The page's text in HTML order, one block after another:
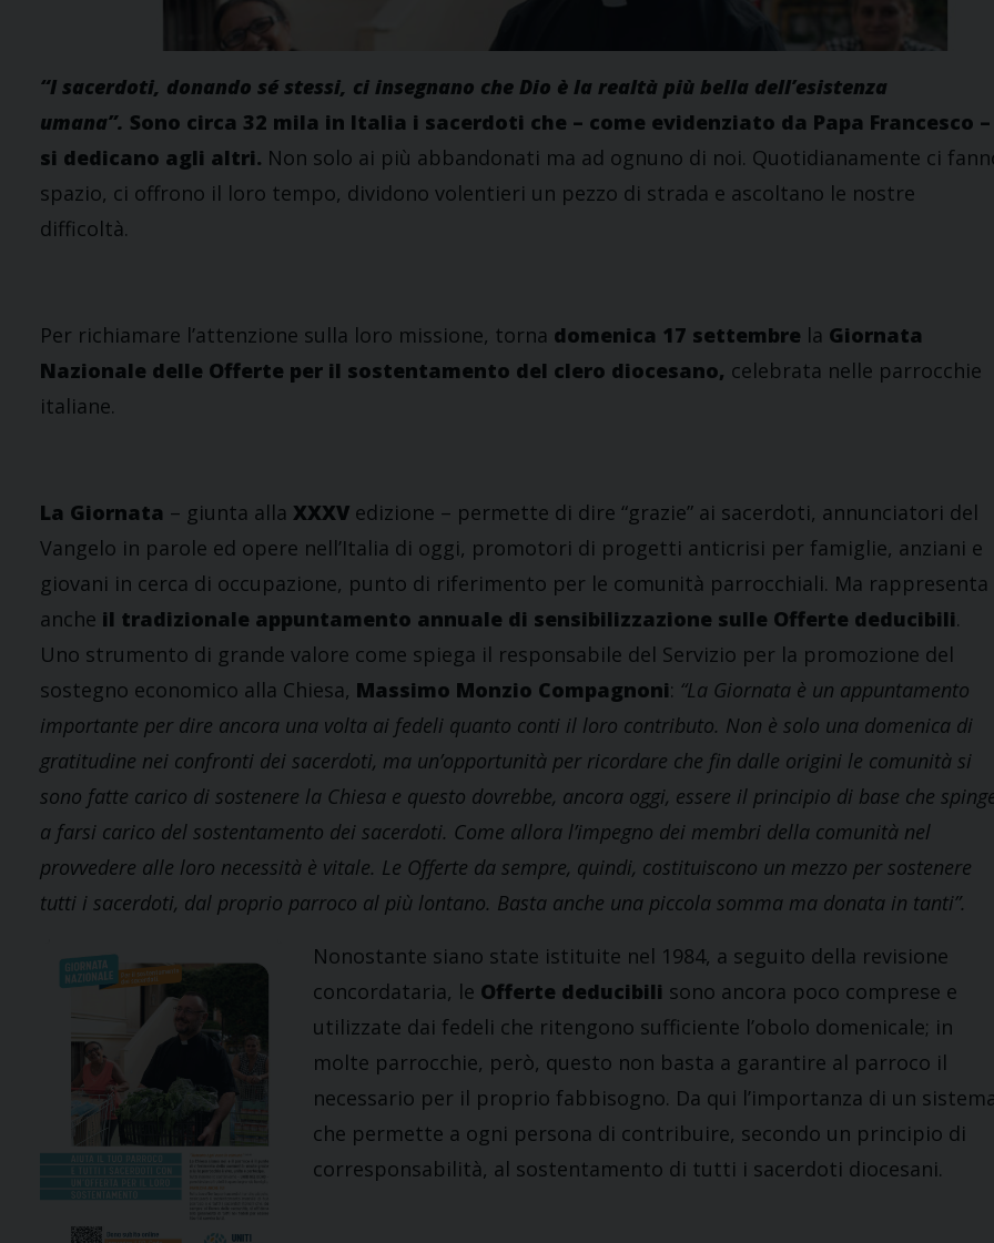
“I sacerdoti, donando sé stessi, ci insegnano che Dio è la realtà più bella dell’esistenza
umana”. Sono circa 32 mila in Italia i sacerdoti che – come evidenziato da Papa Francesco –
si dedicano agli altri. Non solo ai più abbandonati ma ad ognuno di noi. Quotidianamente ci
spazio, ci offrono il loro tempo, dividono volentieri un pezzo di strada e ascoltano le nostre
difficoltà.
Per richiamare l’attenzione sulla loro missione, torna domenica 17 settembre la Giornata
Nazionale delle Offerte per il sostentamento del clero diocesano, celebrata nelle parrocchie
italiane.
La Giornata – giunta alla XXXV edizione – permette di dire “grazie” ai sacerdoti, annunciatori del
Vangelo in parole ed opere nell’Italia di oggi, promotori di progetti anticrisi per famiglie, anziani e
giovani in cerca di occupazione, punto di riferimento per le comunità parrocchiali. Ma rappresenta
anche il tradizionale appuntamento annuale di sensibilizzazione sulle Offerte deducibili.
Uno strumento di grande valore come spiega il responsabile del Servizio per la promozione del
sostegno economico alla Chiesa, Massimo Monzio Compagnoni: “La Giornata è un appuntamento
importante per dire ancora una volta ai fedeli quanto conti il loro contributo. Non è solo una domenica di
gratitudine nei confronti dei sacerdoti, ma un’opportunità per ricordare che fin dalle origini le comunità si
sono fatte carico di sostenere la Chiesa e questo dovrebbe, ancora oggi, essere il principio di base che
a farsi carico del sostentamento dei sacerdoti. Come allora l’impegno dei membri della comunità nel
provvedere alle loro necessità è vitale. Le Offerte da sempre, quindi, costituiscono un mezzo per sostenere
tutti i sacerdoti, dal proprio parroco al più lontano. Basta anche una piccola somma ma donata in tanti”.
Nonostante siano state istituite nel 1984, a seguito della revisione
concordataria, le Offerte deducibili sono ancora poco comprese e
utilizzate dai fedeli che ritengono sufficiente l’obolo domenicale; in
molte parrocchie, però, questo non basta a garantire al parroco il
necessario per il proprio fabbisogno. Da qui l’importanza di un
che permette a ogni persona di contribuire, secondo un principio di
corresponsabilità, al sostentamento di tutti i sacerdoti diocesani.